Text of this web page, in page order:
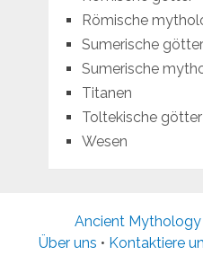
Römische
Sumerische götter
Sumerische
Titanen
Toltekische götter
Wesen
Ancient Mythology
Über uns • Kontaktiere